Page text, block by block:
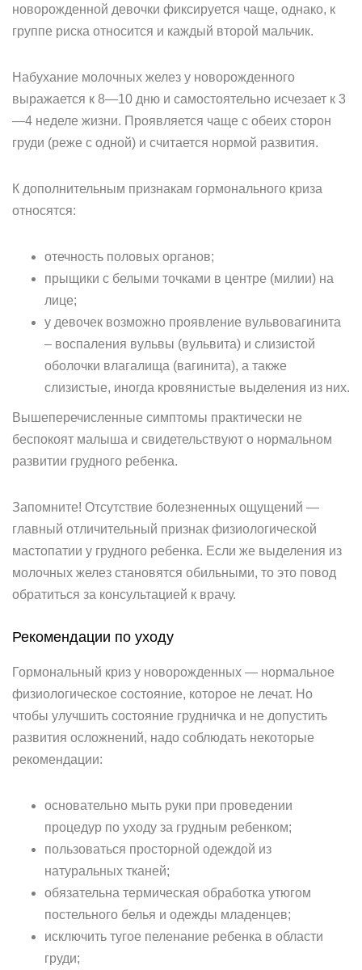
новорожденной девочки фиксируется чаще, однако, к
группе риска относится и каждый второй мальчик.
Набухание молочных желез у новорожденного
выражается к 8—10 дню и самостоятельно исчезает к 3
—4 неделе жизни. Проявляется чаще с обеих сторон
груди (реже с одной) и считается нормой развития.
К дополнительным признакам гормонального криза
относятся:
отечность половых органов;
прыщики с белыми точками в центре (милии) на
лице;
у девочек возможно проявление вульвовагинита
– воспаления вульвы (вульвита) и слизистой
оболочки влагалища (вагинита), а также
слизистые, иногда кровянистые выделения из них.
Вышеперечисленные симптомы практически не
беспокоят малыша и свидетельствуют о нормальном
развитии грудного ребенка.
Запомните! Отсутствие болезненных ощущений —
главный отличительный признак физиологической
мастопатии у грудного ребенка. Если же выделения из
молочных желез становятся обильными, то это повод
обратиться за консультацией к врачу.
Рекомендации по уходу
Гормональный криз у новорожденных — нормальное
физиологическое состояние, которое не лечат. Но
чтобы улучшить состояние грудничка и не допустить
развития осложнений, надо соблюдать некоторые
рекомендации:
основательно мыть руки при проведении
процедур по уходу за грудным ребенком;
пользоваться просторной одеждой из
натуральных тканей;
обязательна термическая обработка утюгом
постельного белья и одежды младенцев;
исключить тугое пеленание ребенка в области
груди;